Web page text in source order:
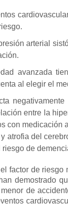
arterial
avanzada
al elegir el
entre la
con
atrofia del
de
factor de
demostrado
de